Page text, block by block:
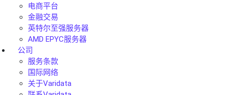
电商平台
金融交易
英特尔至强服务器
AMD EPYC服务器
公司
服务条款
国际网络
关于Varidata